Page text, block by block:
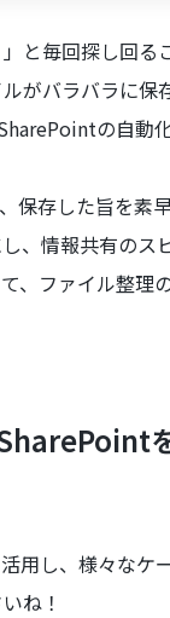
と毎回探し回
がバラバラに
の自動
保存した旨を素
、情報共有のス
、ファイル整理
用し、様々なケ
ね！